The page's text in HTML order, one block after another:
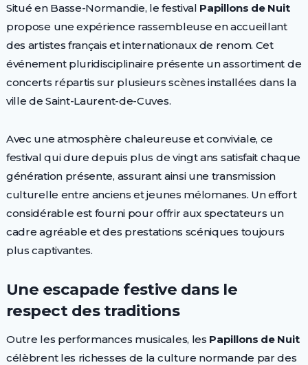
Situé en Basse-Normandie, le festival Papillons de Nuit
propose une expérience rassembleuse en accueillant
des artistes français et internationaux de renom. Cet
événement pluridisciplinaire présente un assortiment de
concerts répartis sur plusieurs scènes installées dans la
ville de Saint-Laurent-de-Cuves.
Avec une atmosphère chaleureuse et conviviale, ce
festival qui dure depuis plus de vingt ans satisfait chaque
génération présente, assurant ainsi une transmission
culturelle entre anciens et jeunes mélomanes. Un effort
considérable est fourni pour offrir aux spectateurs un
cadre agréable et des prestations scéniques toujours
plus captivantes.
Une escapade festive dans le
respect des traditions
Outre les performances musicales, les Papillons de Nuit
célèbrent les richesses de la culture normande par des